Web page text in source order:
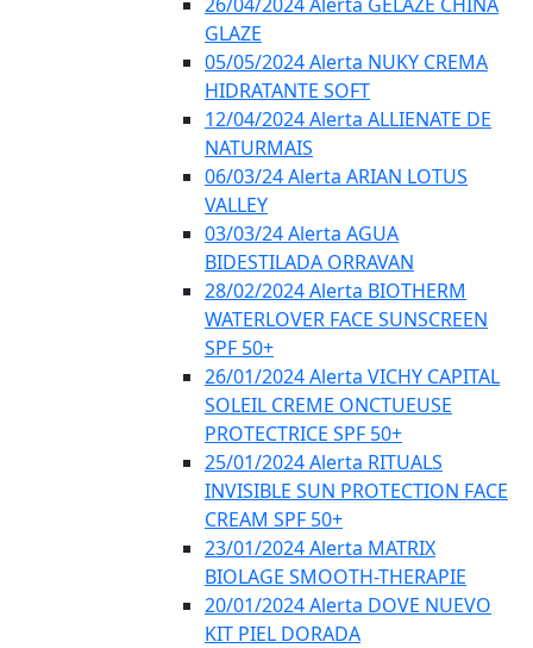
GLAZE
05/05/2024 Alerta NUKY CREMA
HIDRATANTE SOFT
12/04/2024 Alerta ALLIENATE DE
NATURMAIS
06/03/24 Alerta ARIAN LOTUS
VALLEY
03/03/24 Alerta AGUA
BIDESTILADA ORRAVAN
28/02/2024 Alerta BIOTHERM
WATERLOVER FACE SUNSCREEN
SPF 50+
26/01/2024 Alerta VICHY CAPITAL
SOLEIL CREME ONCTUEUSE
PROTECTRICE SPF 50+
25/01/2024 Alerta RITUALS
INVISIBLE SUN PROTECTION FACE
CREAM SPF 50+
23/01/2024 Alerta MATRIX
BIOLAGE SMOOTH-THERAPIE
20/01/2024 Alerta DOVE NUEVO
KIT PIEL DORADA